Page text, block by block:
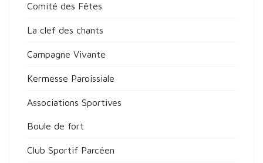
Comité des Fêtes
La clef des chants
Campagne Vivante
Kermesse Paroissiale
Associations Sportives
Boule de fort
Club Sportif Parcéen